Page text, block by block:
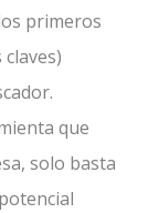
primeros
que
solo basta